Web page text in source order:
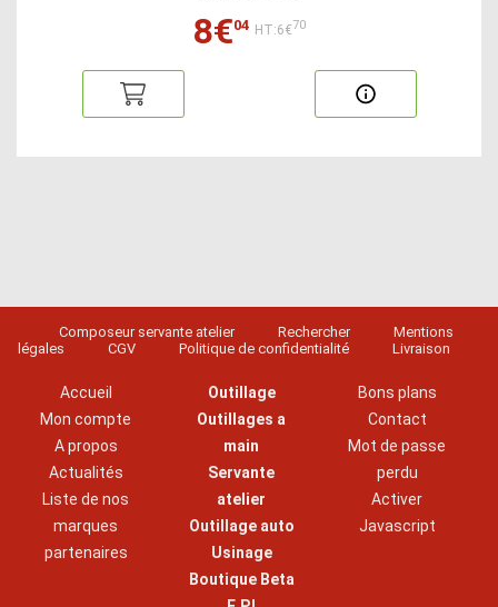
8€04 HT:6€70
Composeur servante atelier Rechercher
Mentions
légales
CGV Politique de confidentialité Livraison
Accueil
Mon compte
A propos
Actualités
Liste de nos
marques
partenaires
Outillage
Outillages a
main
Servante
atelier
Outillage auto
Usinage
Boutique Beta
Bons plans
Contact
Mot de passe
perdu
Activer
Javascript